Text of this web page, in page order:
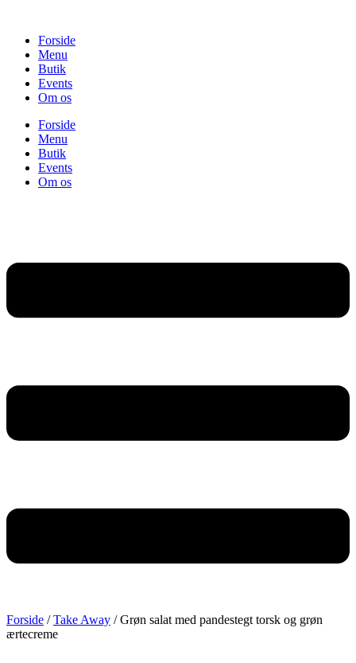
indholdForside
Menu
Butik
Events
Om os
Forside
Menu
Butik
Events
Om os
Forside /Take Away / Grøn salat med pandestegt torsk og grøn
ærtecreme